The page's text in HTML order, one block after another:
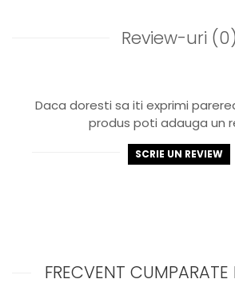
Review-uri (0)
Daca doresti sa iti exprimi
produs poti adauga un
SCRIE UN REVIEW
FRECVENT CUMPARATE